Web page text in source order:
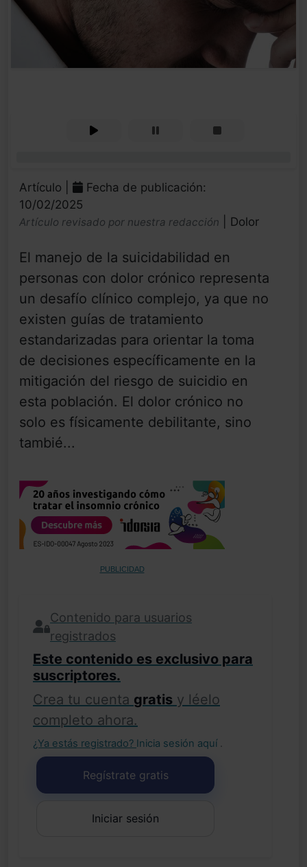
Artículo |
Fecha de publicación:
10/02/2025
Artículo revisado por nuestra redacción | Dolor
El manejo de la suicidabilidad en
personas con dolor crónico representa
un desafío clínico complejo, ya que no
existen guías de tratamiento
estandarizadas para orientar la toma
de decisiones específicamente en la
mitigación del riesgo de suicidio en
esta población. El dolor crónico no
solo es físicamente debilitante, sino
tambié...
PUBLICIDAD
Contenido para usuarios
registrados
Este contenido es exclusivo para
suscriptores.
Crea tu cuenta gratis y léelo
completo ahora.
¿Ya estás registrado? Inicia sesión aquí .
Regístrate gratis
Iniciar sesión